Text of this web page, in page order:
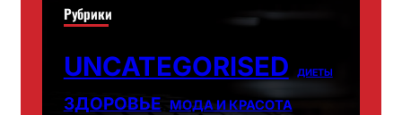
Рубрики
UNCATEGORISED ДИЕТЫ
ЗДОРОВЬЕ МОДА И КРАСОТА